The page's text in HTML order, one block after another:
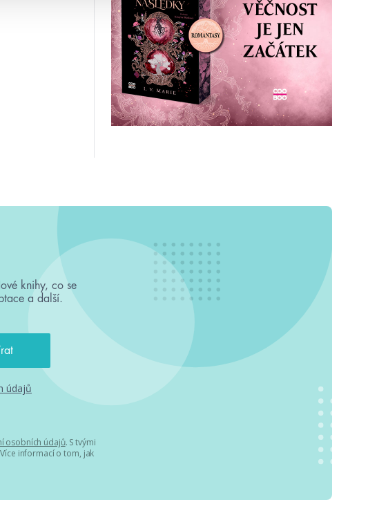
knihy, co se
a další.
údajů
osobních údajů. S tvými
informací o tom, jak